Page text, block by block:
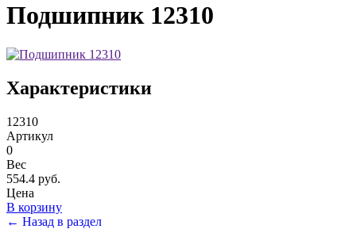
Подшипник 12310
Характеристики
12310
Артикул
0
Вес
554.4 руб.
Цена
В корзину
← Назад в раздел